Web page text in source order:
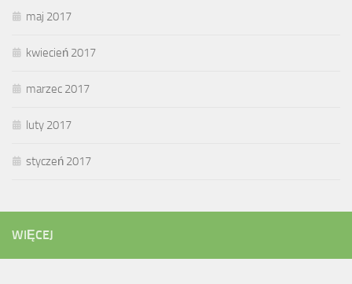
maj 2017
kwiecień 2017
marzec 2017
luty 2017
styczeń 2017
WIĘCEJ